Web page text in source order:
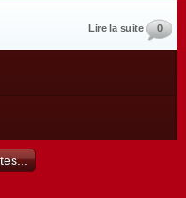
Lire la suite 0